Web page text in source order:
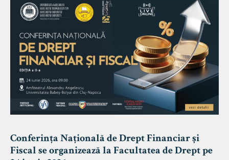
Conferința Națională de Drept Financiar și
Fiscal se organizează la Facultatea de Drept pe